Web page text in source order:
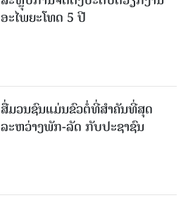
ອະໄພຍະໂທດ 5 ປີ
ສື່ມວນຊົນແມ່ນຂົວຕໍ່ທີ່ສໍາຄັນທີ່ສຸດ
ລະຫວ່າງພັກ-ລັດ ກັບປະຊາຊົນ